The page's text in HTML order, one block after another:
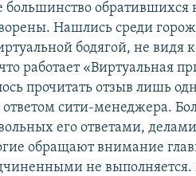
обратившихся
Нашлись среди
бодягой, не видя
работает «Виртуальная
прочитать отзыв лишь
ответом сити-менеджера.
его ответами,
обращают внимание
не выполняется.